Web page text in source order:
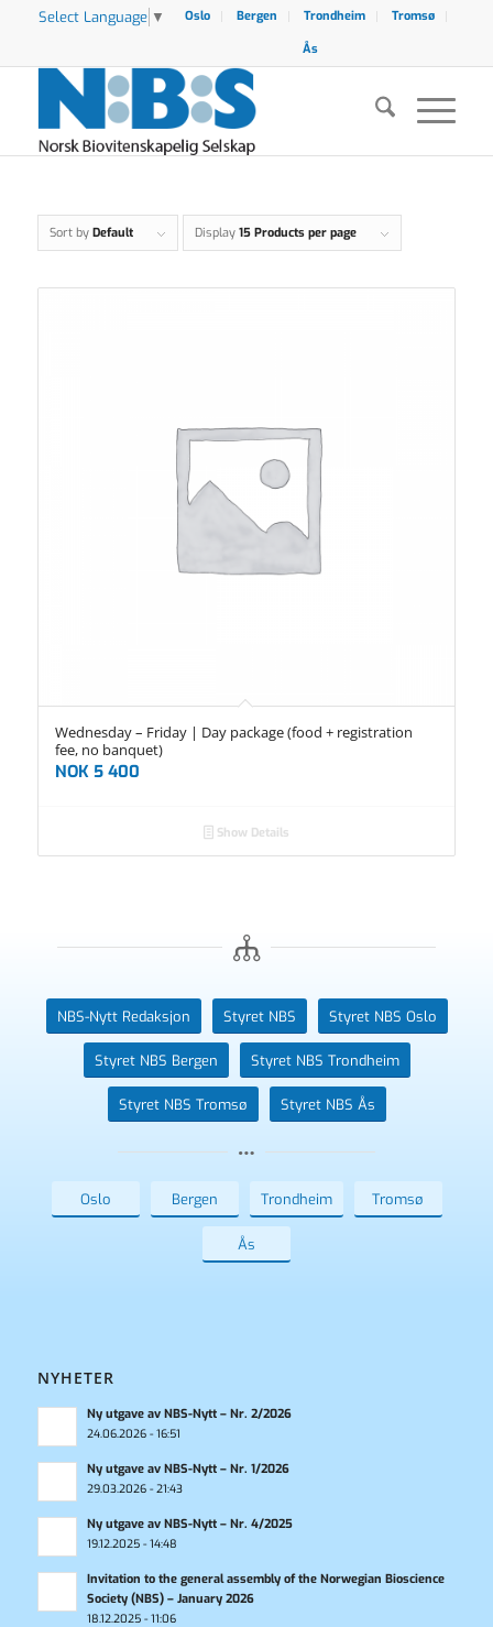
Select Language ▼ Oslo Bergen Trondheim
Tromsø
Ås
Sort by Default Display 15 Products per page
Wednesday – Friday | Day package (food + registration
fee, no banquet)
NOK5 400
Show Details
NBS-Nytt Redaksjon Styret NBS Styret NBS Oslo
Styret NBS Bergen Styret NBS Trondheim
Styret NBS Tromsø Styret NBS Ås
Oslo Bergen Trondheim Tromsø
Ås
NYHETER
Ny utgave av NBS-Nytt – Nr. 2/2026
24.06.2026 - 16:51
Ny utgave av NBS-Nytt – Nr. 1/2026
29.03.2026 - 21:43
Ny utgave av NBS-Nytt – Nr. 4/2025
19.12.2025 - 14:48
Invitation to the general assembly of the Norwegian Bioscience
Society (NBS) – January 2026
18.12.2025 - 11:06